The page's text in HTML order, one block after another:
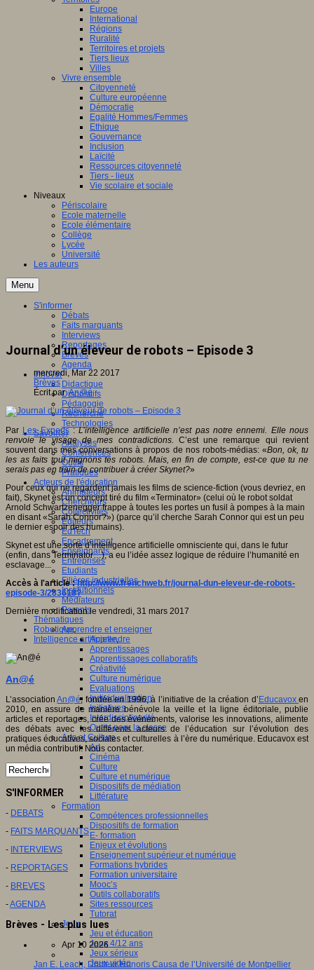
Europe
International
Régions
Ruralité
Territoires et projets
Tiers lieux
Villes
Vivre ensemble
Citoyenneté
Culture européenne
Démocratie
Egalité Hommes/Femmes
Ethique
Gouvernance
Inclusion
Laïcité
Ressources citoyenneté
Tiers - lieux
Vie scolaire et sociale
Niveaux
Périscolaire
Ecole maternelle
Ecole élémentaire
Collège
Lycée
Université
Les auteurs
Menu
S'informer
Débats
Faits marquants
Interviews
Reportages
Brèves
Agenda
Innover
Didactique
Dispositifs
Pédagogie
Recherche
Technologies
Savoir(s)
Analyses
Conférences
Outils
Pratiques
Acteurs de l'éducation
Animateurs
Chercheurs
Collectivités
Editeurs
EdTech
Encadrement
Enseignants
Entreprises
Etudiants
Filières industrielles
Institutionnels
Médiateurs
Parents
Thématiques
Apprendre et enseigner
Apprendre
Apprentissages
Apprentissages collaboratifs
Créativité
Culture numérique
Evaluations
Individualisation
Initiatives
Interdisciplinarité
Outils pour la classe
Arts et Culture
Art
Cinéma
Culture
Culture et numérique
Dispositifs de médiation
Littérature
Formation
Compétences professionnelles
Dispositifs de formation
E- formation
Enjeux et évolutions
Enseignement supérieur et numérique
Formations hybrides
Formation universitaire
Mooc’s
Outils collaboratifs
Sites ressources
Tutorat
Jeux
Jeu et éducation
Jeux 4/12 ans
Jeux sérieux
Jeux vidéo
Journal d’un éleveur de robots – Episode 3
mercredi, Mar 22 2017
Brèves
Écrit parAn@é
Par Les Experts:L’intelligence artificielle n’est pas notre ennemi. Elle nous
renvoie le visage de mes contradictions. C’est une remarque qui revient
souvent dans mes conversations à propos de nos robots-médias: «Bon, ok, tu
les as faits tout mignons tes robots. Mais, en fin de compte, est-ce que tu ne
serais pas en train de contribuer à créer Skynet?»
Pour ceux qui ne regardent jamais les films de science-fiction (vous devriez, en
fait), Skynet est un concept tiré du film «Terminator» (celui où le robot soldat
Arnold Schwartzenegger frappe à toutes les portes un fusil à pompes à la main
en disant «Sarah Connor?») (parce qu’il cherche Sarah Connor qui est un peu
le dernier espoir des humains).
Skynet est une sorte d’intelligence artificielle omnisciente qui, dans le futur
(enfin, dans Terminator…), a eu l’idée assez logique de réduire l’humanité en
esclavage...
Accès à l'article :http://www.frenchweb.fr/journal-dun-eleveur-de-robots-
episode-3/283618?
Dernière modification le vendredi, 31 mars 2017
Robotique,
Intelligence artificielle,
An@é
L’associationAn@é, fondée en 1996, à l’initiative de la création d’ Educavoxen
2010, en assure de manière bénévole la veille et la ligne éditoriale, publie
articles et reportages, crée des événements, valorise les innovations, alimente
des débats avec les différents acteurs de l’éducation sur l’évolution des
pratiques éducatives, sociales et culturelles à l’ère du numérique. Educavox est
un média contributif. Nous contacter.
S'INFORMER
- DEBATS
- FAITS MARQUANTS
- INTERVIEWS
- REPORTAGES
- BREVES
-AGENDA
Brèves - Les plus lues
Apr 10 2026
Jan E. Leach, Docteur Honoris Causa de l’Université de Montpellier